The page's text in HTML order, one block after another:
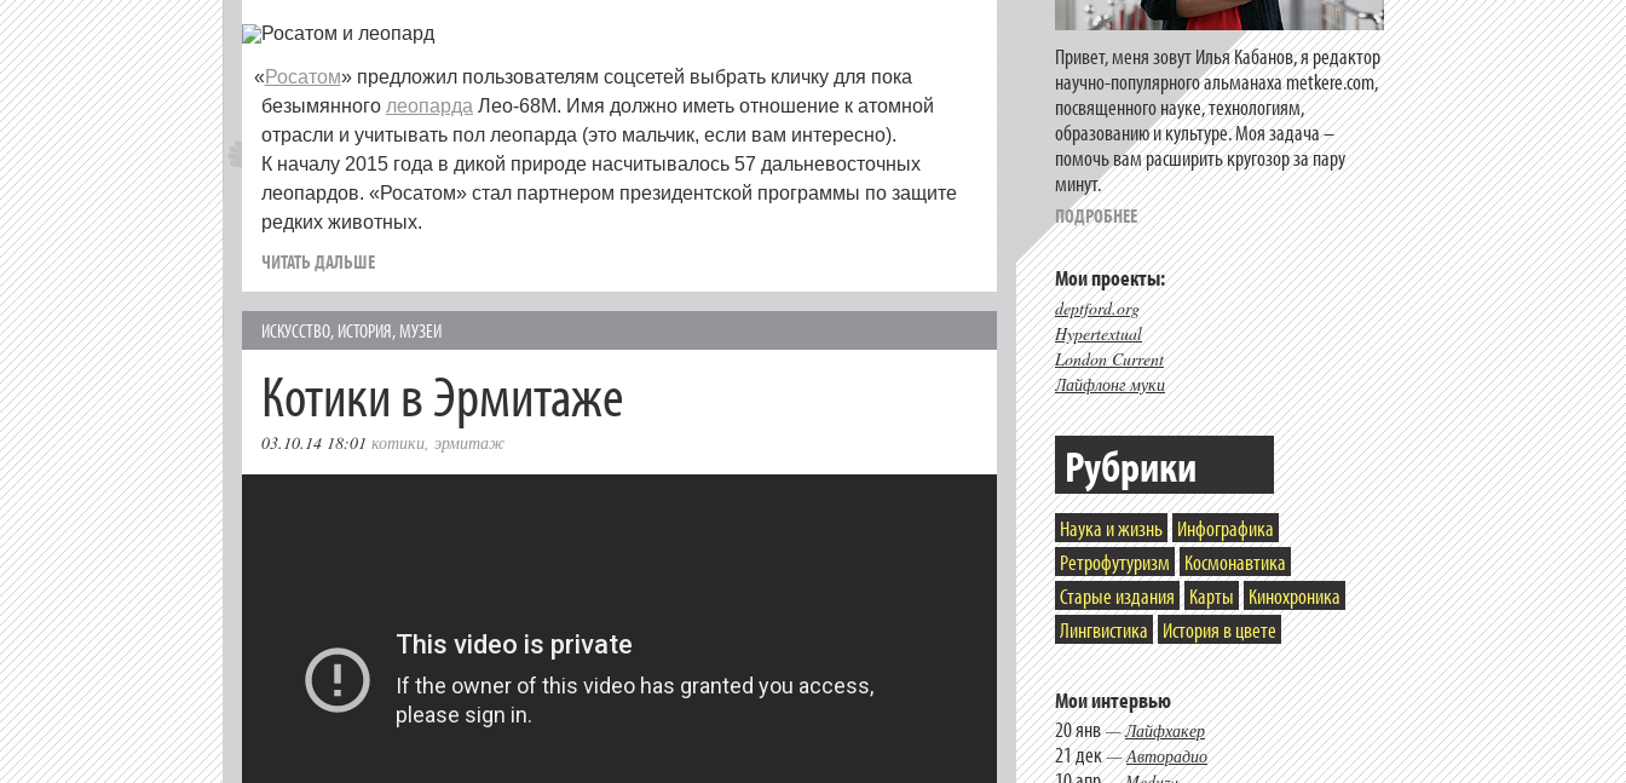
« Росатом» предложил пользователям соцсетей выбрать кличку для пока
безымянного леопарда Лео-68М. Имя должно иметь отношение к атомной
отрасли и учитывать пол леопарда (это мальчик, если вам интересно).
К началу 2015 года в дикой природе насчитывалось 57 дальневосточных
леопардов. «Росатом» стал партнером президентской программы по защите
редких животных.
ЧИТАТЬ ДАЛЬШЕ
ИСКУССТВО, ИСТОРИЯ,МУЗЕИ
Котики в Эрмитаже
03.10.14 18:01 котики, эрмитаж
Привет, меня зовут Илья Кабанов, я редактор
научно-популярного альманаха metkere.com,
посвященного науке, технологиям,
образованию и культуре. Моя задача –
помочь вам расширить кругозор за пару
минут.
ПОДРОБНЕЕ
Мои проекты:
deptford.org
Hypertextual
London Current
Лайфлонг муки
Рубрики
Наука и жизнь Инфографика
Ретрофутуризм
Космонавтика
Старые издания
Карты
Кинохроника
Лингвистика
История в цвете
Мои интервью
20 янв—Лайфхакер
21 дек—Авторадио